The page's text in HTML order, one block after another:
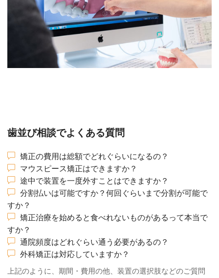
歯並び相談でよくある質問
矯正の費用は総額でどれぐらいになるの？
マウスピース矯正はできますか？
途中で装置を一度外すことはできますか？
分割払いは可能ですか？何回ぐらいまで分割が可能で
すか？
矯正治療を始めると食べれないものがあるって本当で
すか？
通院頻度はどれぐらい通う必要があるの？
外科矯正は対応していますか？
上記のように、期間・費用の他、装置の選択肢などのご質問